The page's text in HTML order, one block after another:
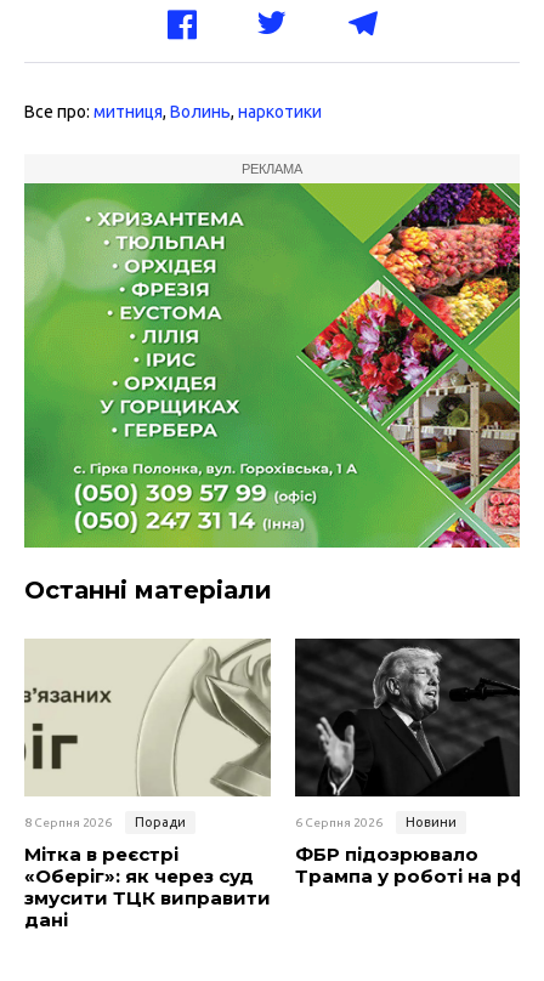
Все про: митниця, Волинь, наркотики
РЕКЛАМА
Останні матеріали
8 Серпня 2026 Поради
Мітка в реєстрі
«Оберіг»: як через суд
змусити ТЦК виправити
дані
6 Серпня 2026 Новини
ФБР підозрювало
Трампа у роботі на рф